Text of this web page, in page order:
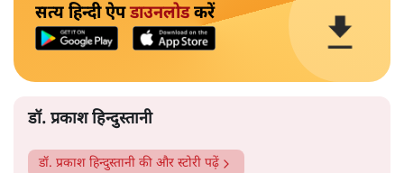
सत्य हिन्दी ऐपडाउनलोडकरें
डॉ. प्रकाश हिन्दुस्तानी
डॉ. प्रकाश हिन्दुस्तानी की और स्टोरी पढ़ें